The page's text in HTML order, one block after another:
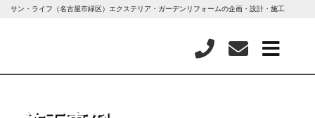
サン・ライフ（名古屋市緑区）エクステリア・ガーデンリフォームの企画・設計・施工